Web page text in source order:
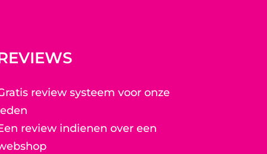
review systeem voor onze
review indienen over een